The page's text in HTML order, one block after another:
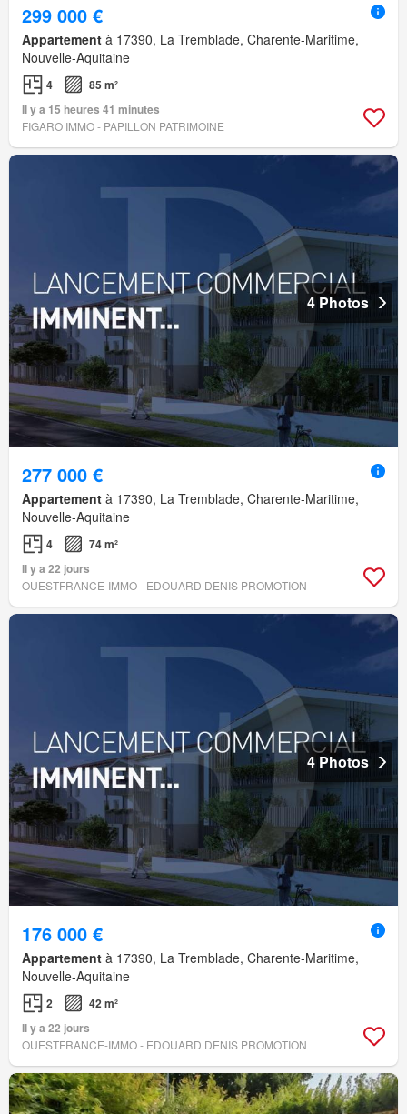
299 000 €
Appartement à 17390, La Tremblade, Charente-Maritime,
Nouvelle-Aquitaine
4
85 m²
Il y a 15 heures 41 minutes
FIGARO IMMO - PAPILLON PATRIMOINE
4 Photos
277 000 €
Appartement à 17390, La Tremblade, Charente-Maritime,
Nouvelle-Aquitaine
4
74 m²
Il y a 22 jours
OUESTFRANCE-IMMO - EDOUARD DENIS PROMOTION
4 Photos
176 000 €
Appartement à 17390, La Tremblade, Charente-Maritime,
Nouvelle-Aquitaine
2
42 m²
Il y a 22 jours
OUESTFRANCE-IMMO - EDOUARD DENIS PROMOTION